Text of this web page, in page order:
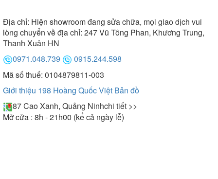
Địa chỉ: Hiện showroom đang sửa chữa, mọi giao dịch vui
lòng chuyển về địa chỉ: 247 Vũ Tông Phan, Khương Trung,
Thanh Xuân HN
0971.048.739
0915.244.598
Mã số thuế: 0104879811-003
Giới thiệu 198 Hoàng Quốc Việt Bản đồ
87 Cao Xanh, Quảng Ninhchi tiết >>
Mở cửa : 8h - 21h00 (kể cả ngày lễ)